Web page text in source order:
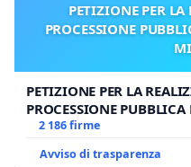
PETIZIONE PER
PROCESSIONE
PETIZIONE PER LA
PROCESSIONE
MILANO
2 186 firme
Avviso di trasparenza